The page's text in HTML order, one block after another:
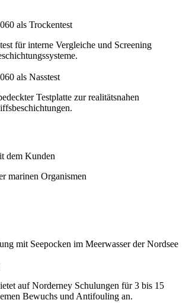
als Trockentest
für interne Vergleiche und Screening
als Nasstest
Testplatte zur realitätsnahen
dem Kunden
marinen Organismen
mit Seepocken im Meerwasser der Nordsee
auf Norderney Schulungen für 3 bis 15
Bewuchs und Antifouling an.